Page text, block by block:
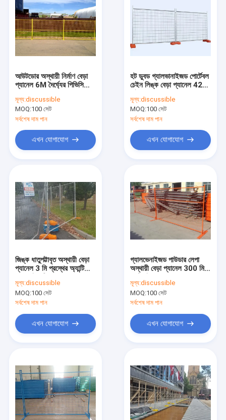
পণ্য
আমাদের সম্পর্কে
কারখানা ভ্রমণ
আউটডোর অস্থায়ী নির্মাণ বেড়া
প্যানেল 6M দৈর্ঘ্যের পিভিসি
মূল্য:discussible
MOQ:100 সেট
সর্বশেষ দাম পান
এখন যোগাযোগ
হট ডুবড গ্যালভানাইজড পোর্টেবল
চেইন লিঙ্ক বেড়া প্যানেল 42
মূল্য:discussible
MOQ:100 সেট
সর্বশেষ দাম পান
এখন যোগাযোগ
জিঙ্ক ধাতুপট্টাবৃত অস্থায়ী বেড়া
প্যানেল 3 মি প্রস্থের অ্যান্টি
মূল্য:discussible
MOQ:100 সেট
সর্বশেষ দাম পান
এখন যোগাযোগ
গ্যালভেনাইজড পাউডার লেপা
অস্থায়ী বেড়া প্যানেল 300 মিমি
মূল্য:discussible
MOQ:100 সেট
সর্বশেষ দাম পান
এখন যোগাযোগ